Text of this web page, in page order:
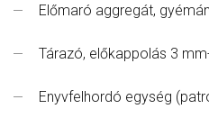
Előmaró aggregát,
Tárazó, előkappolás 3
Enyvfelhordó egység